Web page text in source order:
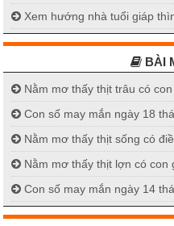
Xem hướng nhà tuổi giáp
BÀI
Nằm mơ thấy thịt trâu có
Con số may mắn ngày 18
Nằm mơ thấy thịt sống có
Nằm mơ thấy thịt lợn có con
Con số may mắn ngày 14